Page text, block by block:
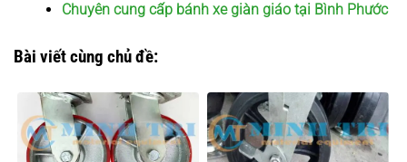
Chuyên cung cấp bánh xe giàn giáo tại Bình Phước
Bài viết cùng chủ đề: